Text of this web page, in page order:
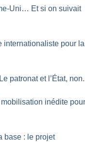
Uni… Et si on suivait
internationaliste pour la
patronat et l’État, non.
inédite
base : le projet